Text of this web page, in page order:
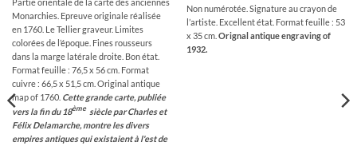
Monarchies. Epreuve originale réalisée
en 1760. Le Tellier graveur. Limites
colorées de l’époque. Fines rousseurs
dans la marge latérale droite. Bon état.
Format feuille : 76,5 x 56 cm. Format
cuivre : 66,5 x 51,5 cm. Original antique
map of 1760. Cette grande carte, publiée
vers la fin du 18èmesiècle par Charles et
Félix Delamarche, montre les divers
empires antiques qui existaient à l'est de
Non numérotée. Signature au crayon de
l’artiste. Excellent état. Format feuille : 53
x 35 cm. Orignal antique engraving of
1932.